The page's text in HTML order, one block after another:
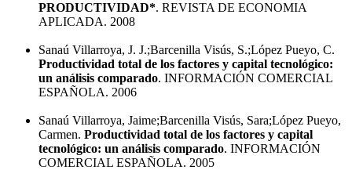
PRODUCTIVIDAD*. REVISTA DE ECONOMIA
APLICADA. 2008
Sanaú Villarroya, J. J.;Barcenilla Visús, S.;López Pueyo, C.
Productividad total de los factores y capital tecnológico:
un análisis comparado. INFORMACIÓN COMERCIAL
ESPAÑOLA. 2006
Sanaú Villarroya, Jaime;Barcenilla Visús, Sara;López Pueyo,
Carmen. Productividad total de los factores y capital
tecnológico: un análisis comparado. INFORMACIÓN
COMERCIAL ESPAÑOLA. 2005